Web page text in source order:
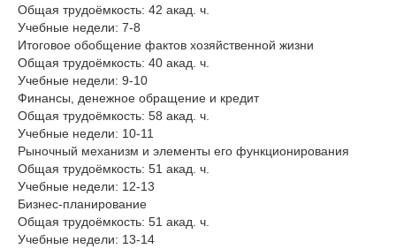
Общая трудоёмкость: 42 акад. ч.
Учебные недели: 7-8
Итоговое обобщение фактов хозяйственной жизни
Общая трудоёмкость: 40 акад. ч.
Учебные недели: 9-10
Финансы, денежное обращение и кредит
Общая трудоёмкость: 58 акад. ч.
Учебные недели: 10-11
Рыночный механизм и элементы его функционирования
Общая трудоёмкость: 51 акад. ч.
Учебные недели: 12-13
Бизнес-планирование
Общая трудоёмкость: 51 акад. ч.
Учебные недели: 13-14